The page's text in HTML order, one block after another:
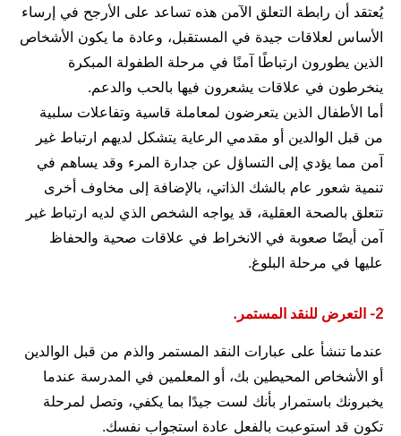
يُعتقد أن رابطة التعلق الآمن هذه تساعد على الأرجح في إرساء
الأساس لعلاقات جيدة في المستقبل، وعادة ما يكون الأشخاص
الذين يطورون ارتباطًا آمنًا في مرحلة الطفولة المبكرة
ينخرطون في علاقات يشعرون فيها بالحب والدعم.
أما الأطفال الذين يتعرضون لمعاملة قاسية وتفاعلات سلبية
من قبل الوالدين أو مقدمي الرعاية يتشكل لديهم ارتباط غير
آمن مما يؤدي إلى التساؤل عن جدارة المرء وقد يساهم في
تنمية شعور عام بالشك الذاتي، بالإضافة إلى مخاوف أخرى
تتعلق بالصحة العقلية، قد يواجه الشخص الذي لديه ارتباط غير
آمن أيضًا صعوبة في الانخراط في علاقات صحية والحفاظ
عليها في مرحلة البلوغ.
2- التعرض للنقد المستمر.
عندما تنشأ على عبارات النقد المستمر والذم من قبل الوالدين
أو الأشخاص المحيطين بك، أو المعلمين في المدرسة عندما
يخبرونك باستمرار بأنك لست جيدًا بما يكفي، وتصل لمرحلة
تكون قد استوعبت بالفعل عادة استجواب نفسك.